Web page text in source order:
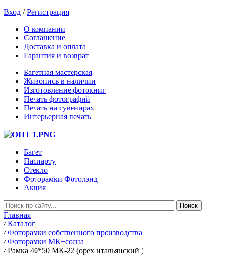
Вход /Регистрация
О компании
Соглашение
Доставка и оплата
Гарантия и возврат
Багетная мастерская
Живопись в наличии
Изготовление фотокниг
Печать фотографий
Печать на сувенирах
Интерьерная печать
Багет
Паспарту
Стекло
Фоторамки Фотолэнд
Акция
Главная
/ Каталог
/ Фоторамки собственного производства
/ Фоторамки МК+сосна
/ Рамка 40*50 МК-22 (орех итальянский )